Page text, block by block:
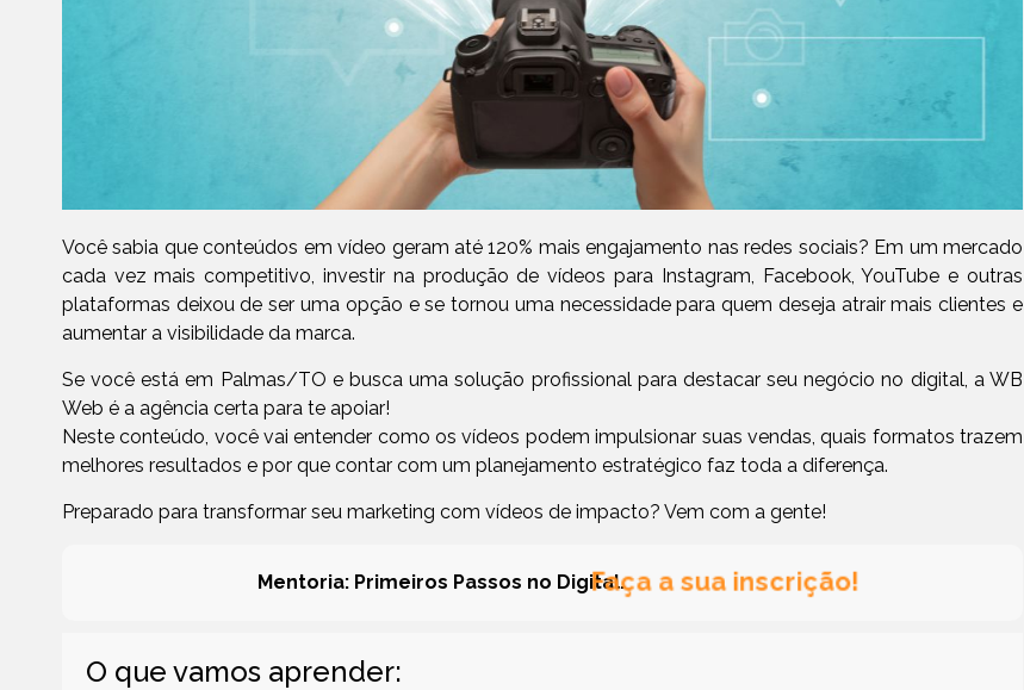
Você sabia que conteúdos em vídeo geram até 120% mais engajamento nas redes sociais? Em um mercado
cada vez mais competitivo, investir na produção de vídeos para Instagram, Facebook, YouTube e outras
plataformas deixou de ser uma opção e se tornou uma necessidade para quem deseja atrair mais clientes e
aumentar a visibilidade da marca.
Se você está em Palmas/TO e busca uma solução profissional para destacar seu negócio no digital, a WB
Web é a agência certa para te apoiar!
Neste conteúdo, você vai entender como os vídeos podem impulsionar suas vendas, quais formatos trazem
melhores resultados e por que contar com um planejamento estratégico faz toda a diferença.
Preparado para transformar seu marketing com vídeos de impacto? Vem com a gente!
Mentoria: Primeiros Passos no Digital.Faça a sua inscrição!
O que vamos aprender: